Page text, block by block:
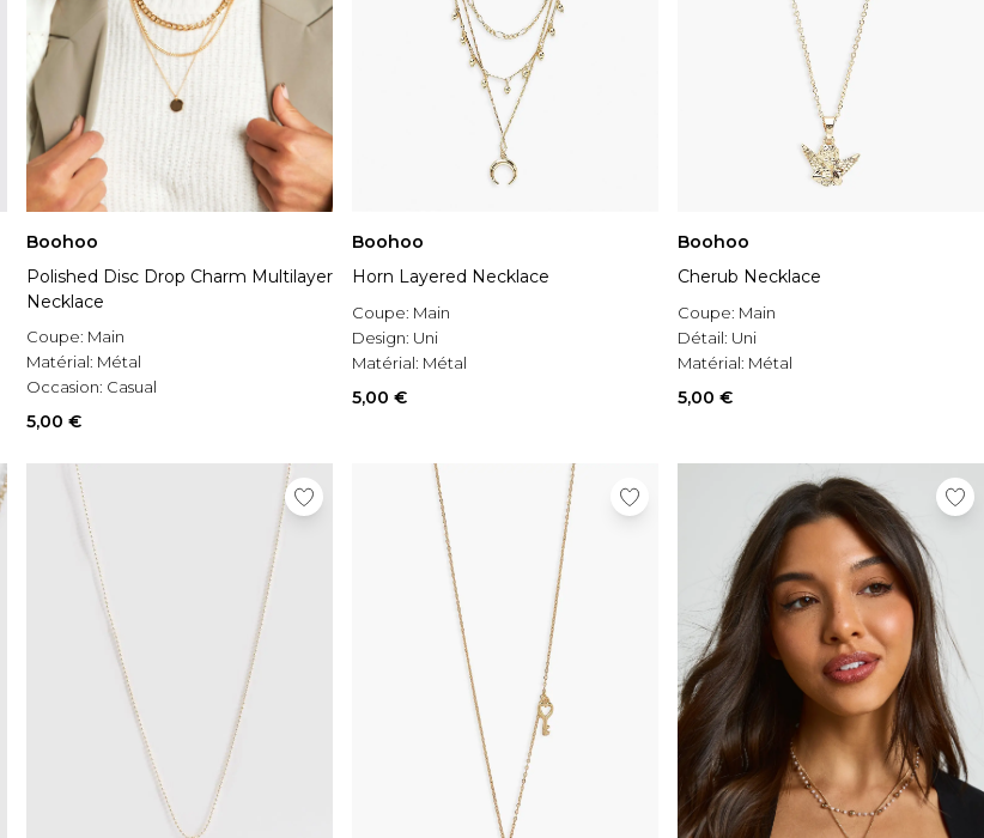
Boohoo
Polished Disc Drop Charm Multilayer
Necklace
Coupe: Main
Matérial: Métal
Occasion: Casual
5,00 €
Boohoo
Horn Layered Necklace
Coupe: Main
Design: Uni
Matérial: Métal
5,00 €
Boohoo
Cherub Necklace
Coupe: Main
Détail: Uni
Matérial: Métal
5,00 €